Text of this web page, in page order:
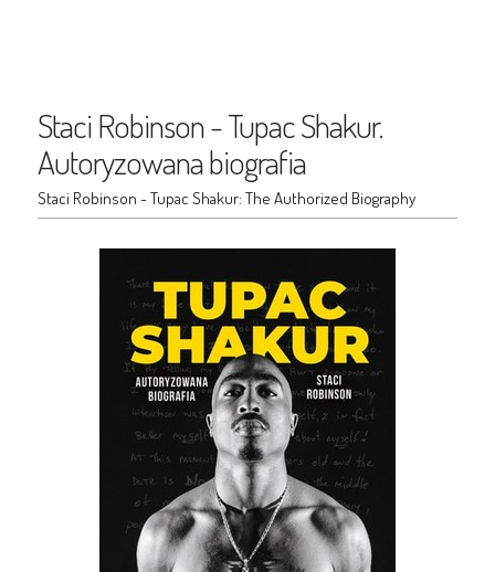
Staci Robinson - Tupac Shakur.
Autoryzowana biografia
Staci Robinson - Tupac Shakur: The Authorized Biography